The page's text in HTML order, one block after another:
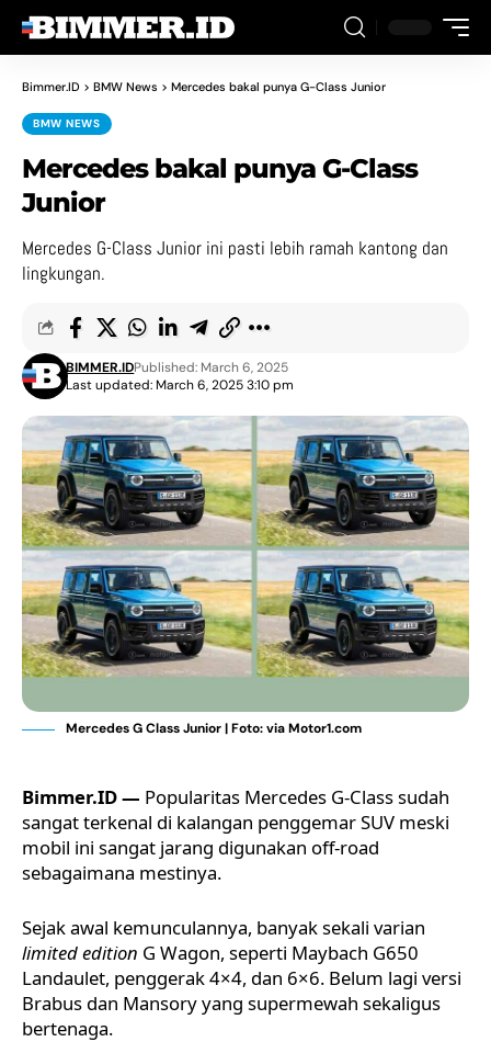
Bimmer.ID > BMW News > Mercedes bakal punya G-Class Junior
BMW NEWS
Mercedes bakal punya G-Class
Junior
Mercedes G-Class Junior ini pasti lebih ramah kantong dan
lingkungan.
Last updated: March 6, 2025 3:10 pm
BIMMER.IDPublished: March 6, 2025
Mercedes G Class Junior | Foto: via Motor1.com
Bimmer.ID — Popularitas Mercedes G-Class sudah
sangat terkenal di kalangan penggemar SUV meski
mobil ini sangat jarang digunakan off-road
sebagaimana mestinya.
Sejak awal kemunculannya, banyak sekali varian
limited edition G Wagon, seperti Maybach G650
Landaulet, penggerak 4×4, dan 6×6. Belum lagi versi
Brabus dan Mansory yang supermewah sekaligus
bertenaga.